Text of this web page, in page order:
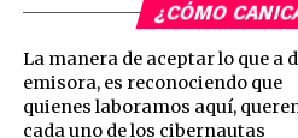
¿CÓMO
La manera de aceptar lo que a
emisora, es reconociendo que
quienes laboramos aquí,
cada uno de los cibernautas